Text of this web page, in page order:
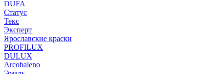
DUFA
Статус
Текс
Эксперт
Ярославские краски
PROFILUX
DULUX
Arcobaleno